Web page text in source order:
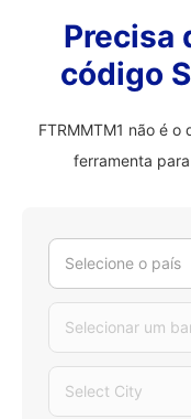
Precisa
código
FTRMMTM1 não é
ferramenta
Selecione o país
Selecionar um
Select City